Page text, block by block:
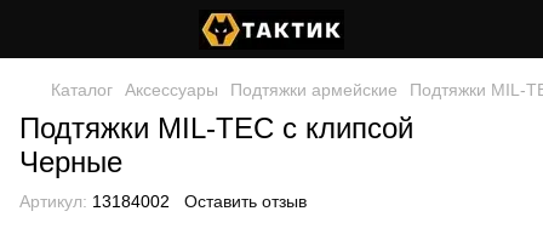
Каталог Аксессуары Подтяжки армейские Подтяжки MIL-
Подтяжки MIL-TEC с клипсой
Черные
Артикул: 13184002 Оставить отзыв